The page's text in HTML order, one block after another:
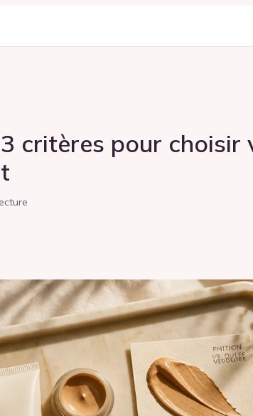
critères pour choisir